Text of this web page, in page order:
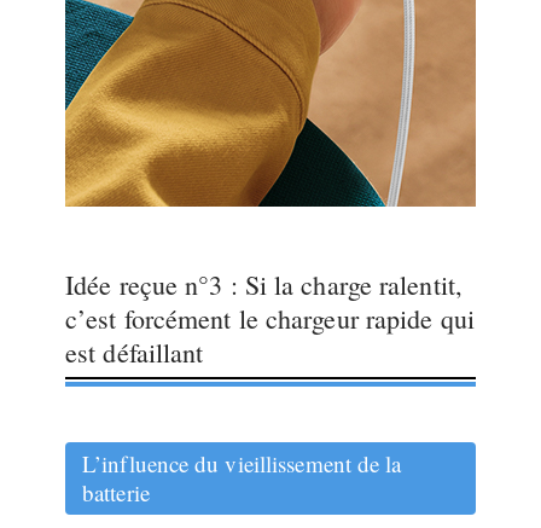
Idée reçue n°3 : Si la charge ralentit,
c’est forcément le chargeur rapide qui
est défaillant
L’influence du vieillissement de la
batterie